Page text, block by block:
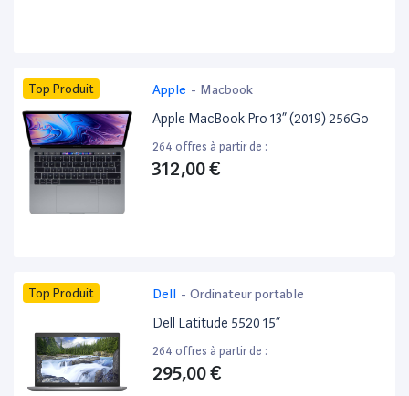
Top Produit Apple - Macbook
Apple MacBook Pro 13” (2019) 256Go
264 offres à partir de :
312,00 €
Top Produit Dell - Ordinateur portable
Dell Latitude 5520 15”
264 offres à partir de :
295,00 €